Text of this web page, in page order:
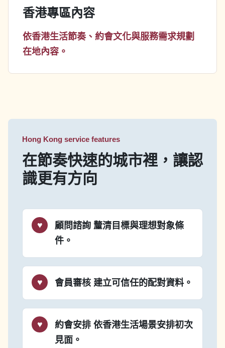
香港專區內容
依香港生活節奏、約會文化與服務需求規劃
在地內容。
Hong Kong service features
在節奏快速的城市裡，讓認
識更有方向
顧問諮詢 釐清目標與理想對象條
件。
會員審核 建立可信任的配對資料。
約會安排 依香港生活場景安排初次
見面。